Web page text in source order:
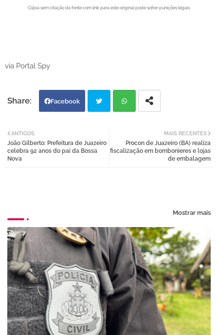
Cópia sem citação da fonte com link para este original pode sofrer punições legais.
via Portal Spy
Facebook
tter atsa
MAIS RECENTES
Procon de Juazeiro (BA) realiza
fiscalização em bombonieres e lojas
de embalagem
ANTIGOS
João Gilberto: Prefeitura de Juazeiro
celebra 92 anos do pai da Bossa
Nova
Mostrar mais